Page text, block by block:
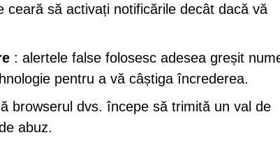
ceară să activați notificările decât dacă vă
: alertele false folosesc adesea greșit
pentru a vă câștiga încrederea.
browserul dvs. începe să trimită un val de
abuz.